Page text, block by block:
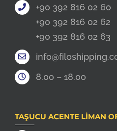
+90 392 816 02 60
+90 392 816 02 62
+90 392 816 02 63
8.00 – 18.00
TAŞUCU ACENTE LIMAN